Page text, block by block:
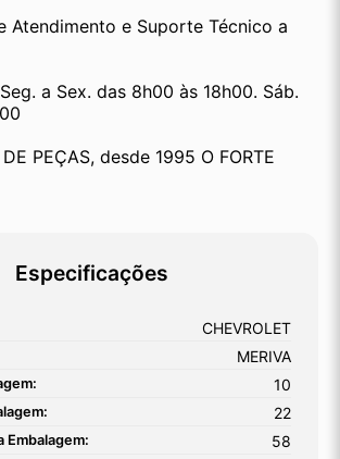
Atendimento e Suporte Técnico a
a Sex. das 8h00 às 18h00. Sáb.
PEÇAS, desde 1995 O FORTE
Especificações
CHEVROLET
MERIVA
10
22
Embalagem: 58